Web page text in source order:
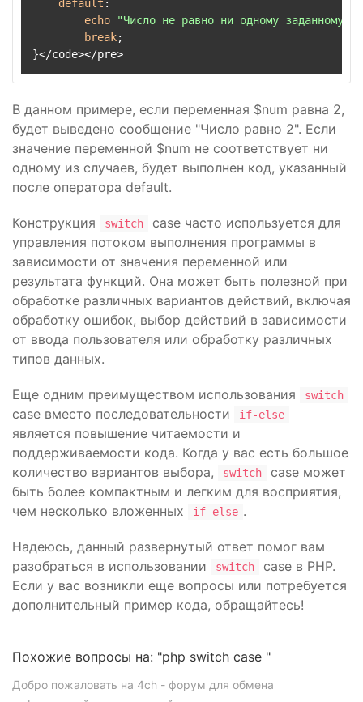
default :
echo
"Число не равно ни одному заданному
break;
}</code></pre>
В данном примере, если переменная $num равна 2,
будет выведено сообщение "Число равно 2". Если
значение переменной $num не соответствует ни
одному из случаев, будет выполнен код, указанный
после оператора default.
Конструкция switch
case часто используется для
управления потоком выполнения программы в
зависимости от значения переменной или
результата функций. Она может быть полезной при
обработке различных вариантов действий, включая
обработку ошибок, выбор действий в зависимости
от ввода пользователя или обработку различных
типов данных.
Еще одним преимуществом использования switch
case вместо последовательности if-else
является повышение читаемости и
поддерживаемости кода. Когда у вас есть большое
количество вариантов выбора,
switch
case может
быть более компактным и легким для восприятия,
чем несколько вложенных
if-else .
Надеюсь, данный развернутый ответ помог вам
разобраться в использовании
switch
case в PHP.
Если у вас возникли еще вопросы или потребуется
дополнительный пример кода, обращайтесь!
Похожие вопросы на: "php switch case "
Добро пожаловать на 4ch - форум для обмена